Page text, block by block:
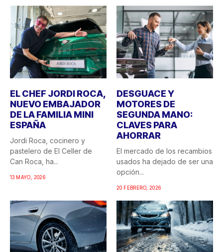
EL CHEF JORDI ROCA,
NUEVO EMBAJADOR
DE LA FAMILIA MINI
ESPAÑA
Jordi Roca, cocinero y
pastelero de El Celler de
Can Roca, ha...
13 MAYO, 2026
DESGUACE Y
MOTORES DE
SEGUNDA MANO:
CLAVES PARA
AHORRAR
El mercado de los recambios
usados ha dejado de ser una
opción...
20 FEBRERO, 2026